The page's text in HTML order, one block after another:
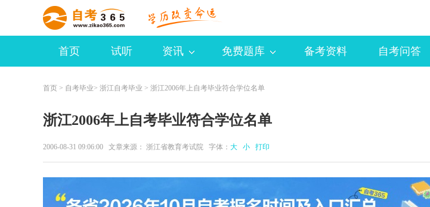
首页 试听 资讯 免费题库 备考资料 自考问答
首页 > 自考毕业> 浙江自考毕业 > 浙江2006年上自考毕业符合学位名单
浙江2006年上自考毕业符合学位名单
2006-08-31 09:06:00 文章来源： 浙江省教育考试院 字体： 大 小 打印